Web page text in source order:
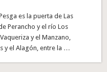
es la puerta de Las
Perancho y el río Los
y el Manzano,
y el Alagón, entre la …